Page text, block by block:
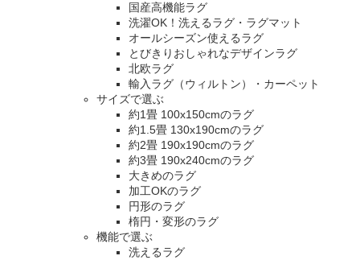
国産高機能ラグ
洗濯OK！洗えるラグ・ラグマット
オールシーズン使えるラグ
とびきりおしゃれなデザインラグ
北欧ラグ
輸入ラグ（ウィルトン）・カーペット
サイズで選ぶ
約1畳 100x150cmのラグ
約1.5畳 130x190cmのラグ
約2畳 190x190cmのラグ
約3畳 190x240cmのラグ
大きめのラグ
加工OKのラグ
円形のラグ
楕円・変形のラグ
機能で選ぶ
洗えるラグ